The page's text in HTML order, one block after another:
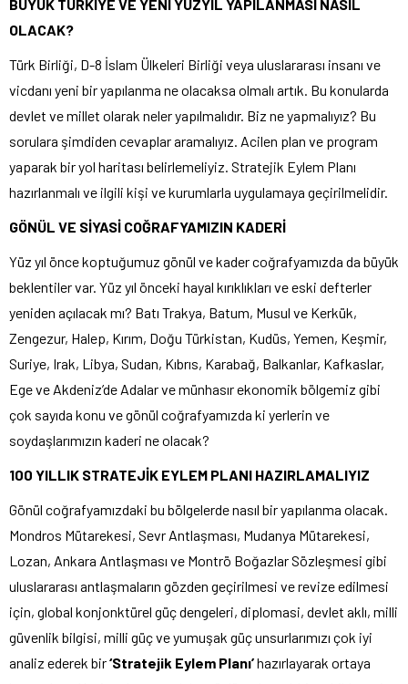
BÜYÜK TÜRKİYE VE YENİ YÜZYIL YAPILANMASI NASIL
OLACAK?
Türk Birliği, D-8 İslam Ülkeleri Birliği veya uluslararası insanı ve
vicdanı yeni bir yapılanma ne olacaksa olmalı artık. Bu konularda
devlet ve millet olarak neler yapılmalıdır. Biz ne yapmalıyız? Bu
sorulara şimdiden cevaplar aramalıyız. Acilen plan ve program
yaparak bir yol haritası belirlemeliyiz. Stratejik Eylem Planı
hazırlanmalı ve ilgili kişi ve kurumlarla uygulamaya geçirilmelidir.
GÖNÜL VE SİYASİ COĞRAFYAMIZIN KADERİ
Yüz yıl önce koptuğumuz gönül ve kader coğrafyamızda da büyük
beklentiler var. Yüz yıl önceki hayal kırıklıkları ve eski defterler
yeniden açılacak mı? Batı Trakya, Batum, Musul ve Kerkük,
Zengezur, Halep, Kırım, Doğu Türkistan, Kudüs, Yemen, Keşmir,
Suriye, Irak, Libya, Sudan, Kıbrıs, Karabağ, Balkanlar, Kafkaslar,
Ege ve Akdeniz’de Adalar ve münhasır ekonomik bölgemiz gibi
çok sayıda konu ve gönül coğrafyamızda ki yerlerin ve
soydaşlarımızın kaderi ne olacak?
100 YILLIK STRATEJİK EYLEM PLANI HAZIRLAMALIYIZ
Gönül coğrafyamızdaki bu bölgelerde nasıl bir yapılanma olacak.
Mondros Mütarekesi, Sevr Antlaşması, Mudanya Mütarekesi,
Lozan, Ankara Antlaşması ve Montrö Boğazlar Sözleşmesi gibi
uluslararası antlaşmaların gözden geçirilmesi ve revize edilmesi
için, global konjonktürel güç dengeleri, diplomasi, devlet aklı, milli
güvenlik bilgisi, milli güç ve yumuşak güç unsurlarımızı çok iyi
analiz ederek bir‘Stratejik Eylem Planı’hazırlayarak ortaya